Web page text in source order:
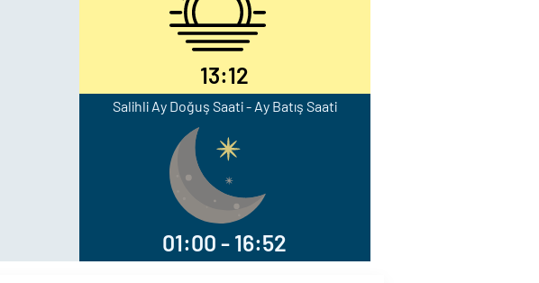
13:12
Salihli Ay Doğuş Saati - Ay Batış Saati
01:00 - 16:52